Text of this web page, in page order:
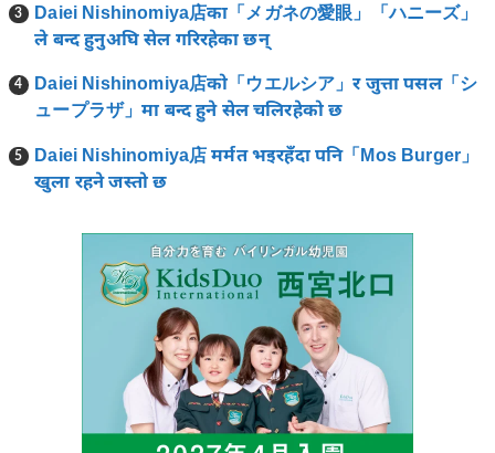
Daiei Nishinomiya店का「メガネの愛眼」「ハニーズ」
ले बन्द हुनुअघि सेल गरिरहेका छन्
Daiei Nishinomiya店को「ウエルシア」र जुत्ता पसल「シ
ュープラザ」मा बन्द हुने सेल चलिरहेको छ
Daiei Nishinomiya店 मर्मत भइरहँदा पनि「Mos Burger」
खुला रहने जस्तो छ